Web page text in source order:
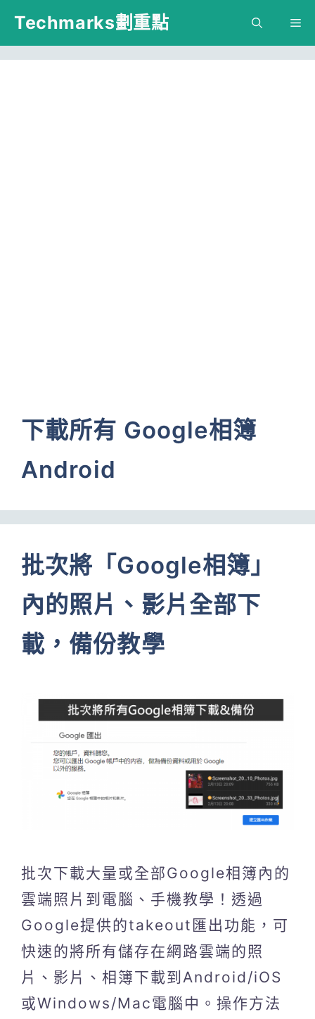
跳
主
Techmarks劃重點
下載所有 Google相簿
Android
批次將「Google相簿」
內的照片、影片全部下
載，備份教學
批次下載大量或全部Google相簿內的
雲端照片到電腦、手機教學！透過
Google提供的takeout匯出功能，可
快速的將所有儲存在網路雲端的照
片、影片、相簿下載到Android/iOS
或Windows/Mac電腦中。操作方法